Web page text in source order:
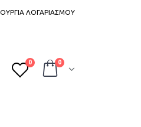
ΛΟΓΑΡΙΑΣΜΟΥ
0 0